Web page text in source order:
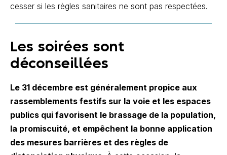
cesser si les règles sanitaires ne sont pas respectées.
Les soirées sont
déconseillées
Le 31 décembre est généralement propice aux
rassemblements festifs sur la voie et les espaces
publics qui favorisent le brassage de la population,
la promiscuité, et empêchent la bonne application
des mesures barrières et des règles de